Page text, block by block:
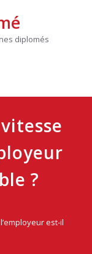
diplomés
?
est-il